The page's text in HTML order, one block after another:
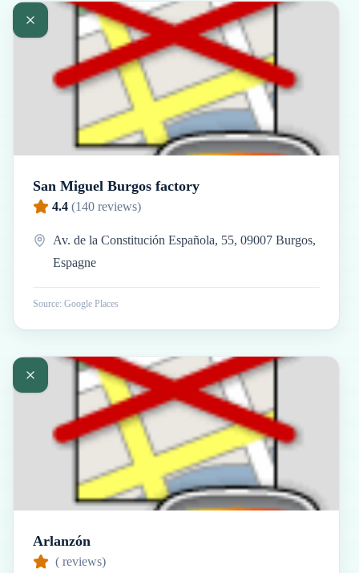
San Miguel Burgos factory
4.4 (140 reviews)
Av. de la Constitución Española, 55, 09007 Burgos,
Espagne
Source: Google Places
Arlanzón
( reviews)